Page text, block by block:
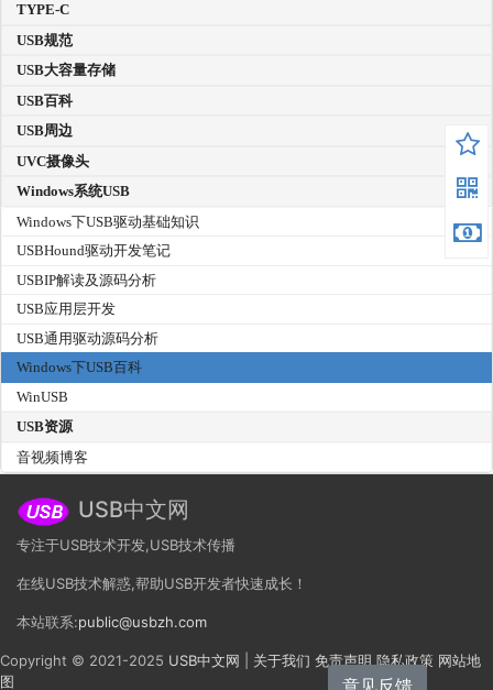
TYPE-C
USB规范
USB大容量存储
USB百科
USB周边
UVC摄像头
Windows系统USB
Windows下USB驱动基础知识
USBHound驱动开发笔记
USBIP解读及源码分析
USB应用层开发
USB通用驱动源码分析
Windows下USB百科
WinUSB
USB资源
音视频博客
USB中文网
专注于USB技术开发,USB技术传播
在线USB技术解惑,帮助USB开发者快速成长！
本站联系:public@usbzh.com
Copyright © 2021-2025 USB中文网 关于我们 免责声明 隐私政策 网站地
图
意见反馈